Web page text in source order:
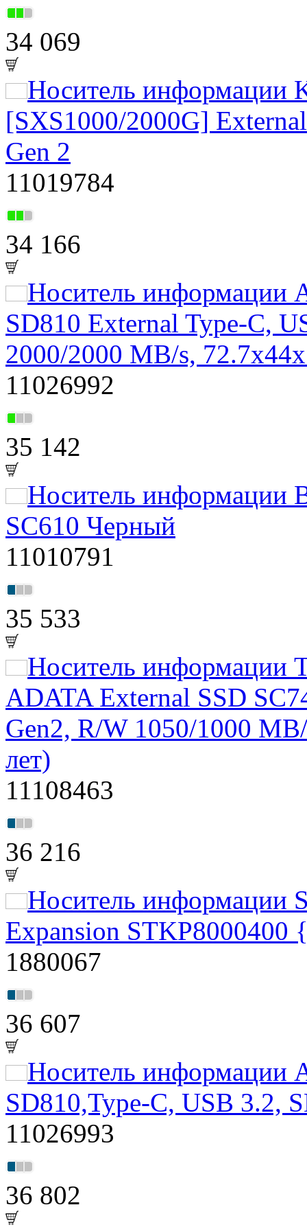
34 069
Носитель информации
[SXS1000/2000G]
Gen 2
11019784
34 166
Носитель информации
SD810 External Type-C,
2000/2000 MB/s,
11026992
35 142
Носитель информации
SC610 Черный
11010791
35 533
Носитель информации
ADATA External SSD
Gen2, R/W 1050/1000
лет)
11108463
36 216
Носитель информации
Expansion
1880067
36 607
Носитель информации
SD810,Type-C, USB 3.2,
11026993
36 802